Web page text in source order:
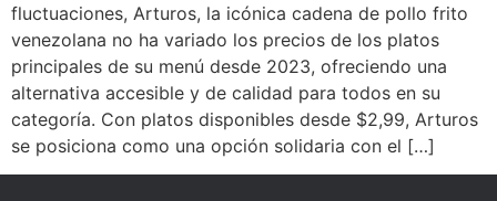
fluctuaciones, Arturos, la icónica cadena de pollo frito
venezolana no ha variado los precios de los platos
principales de su menú desde 2023, ofreciendo una
alternativa accesible y de calidad para todos en su
categoría. Con platos disponibles desde $2,99, Arturos
se posiciona como una opción solidaria con el […]